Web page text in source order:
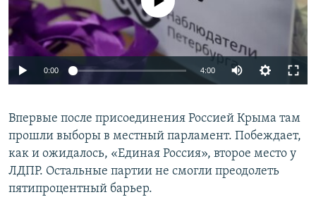
0:00 4:00
Впервые после присоединения Россией Крыма там
прошли выборы в местный парламент. Побеждает,
как и ожидалось, «Единая Россия», второе место у
ЛДПР. Остальные партии не смогли преодолеть
пятипроцентный барьер.